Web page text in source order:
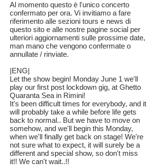
Al momento questo è l'unico concerto
confermato per ora. Vi invitiamo a fare
riferimento alle sezioni tours e news di
questo sito e alle nostre pagine social per
ulteriori aggiornamenti sulle prossime date,
man mano che vengono confermate o
annullate / rinviate.
|ENG|
Let the show begin! Monday June 1 we'll
play our first post lockdown gig, at Ghetto
Quaranta Sea in Rimini!
It's been difficult times for everybody, and it
will probably take a while before life gets
back to normal.. But we have to move on
somehow, and we'll begin this Monday,
when we'll finally get back on stage! We're
not sure what to expect, it will surely be a
different and special show, so don't miss
it!! We can't wait..!!